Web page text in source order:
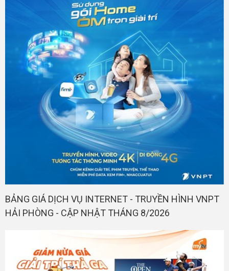
BẢNG GIÁ DỊCH VỤ INTERNET - TRUYỀN HÌNH VNPT
HẢI PHÒNG - CẬP NHẬT THÁNG 8/2026